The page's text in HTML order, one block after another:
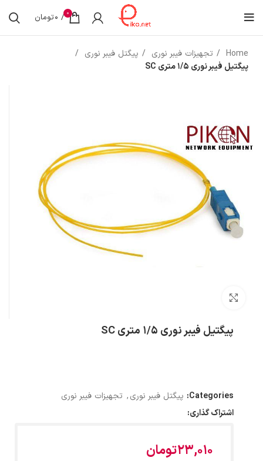
0
/
0تومان
Home تجهیزات فیبر نوری
پیگتل فیبر نوری
پیگتیل فیبر نوری 1/5 متری SC
پیگتیل فیبر نوری 1/5 متری SC
Categories: پیگتل فیبر نوری, تجهیزات فیبر نوری
اشتراک گذاری:
23,010تومان